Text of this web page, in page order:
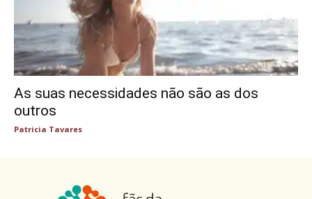
As suas necessidades não são as dos
outros
Patricia Tavares